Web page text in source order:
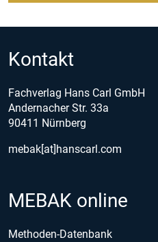
Kontakt
Fachverlag Hans Carl GmbH
Andernacher Str. 33a
90411 Nürnberg
mebak[at]hanscarl.com
MEBAK online
Methoden-Datenbank